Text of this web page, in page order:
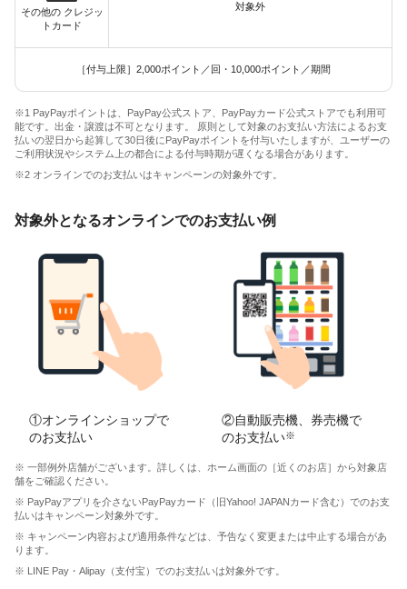
その他の クレジッ
トカード
対象外
［付与上限］2,000ポイント／回・10,000ポイント／期間
※1 PayPayポイントは、PayPay公式ストア、PayPayカード公式ストアでも利用可
能です。出金・譲渡は不可となります。 原則として対象のお支払い方法によるお支
払いの翌日から起算して30日後にPayPayポイントを付与いたしますが、ユーザーの
ご利用状況やシステム上の都合による付与時期が遅くなる場合があります。
※2 オンラインでのお支払いはキャンペーンの対象外です。
対象外となるオンラインでのお支払い例
①オンラインショップで
のお支払い
②自動販売機、券売機で
のお支払い※
※ 一部例外店舗がございます。詳しくは、ホーム画面の［近くのお店］から対象店
舗をご確認ください。
※ PayPayアプリを介さないPayPayカード（旧Yahoo! JAPANカード含む）でのお支
払いはキャンペーン対象外です。
※ キャンペーン内容および適用条件などは、予告なく変更または中止する場合があ
ります。
※ LINE Pay・Alipay（支付宝）でのお支払いは対象外です。